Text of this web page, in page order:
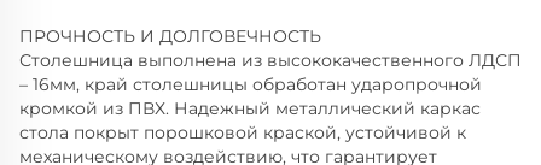
ПРОЧНОСТЬ И ДОЛГОВЕЧНОСТЬ
Столешница выполнена из высококачественного ЛДСП
– 16мм, край столешницы обработан ударопрочной
кромкой из ПВХ. Надежный металлический каркас
стола покрыт порошковой краской, устойчивой к
механическому воздействию, что гарантирует